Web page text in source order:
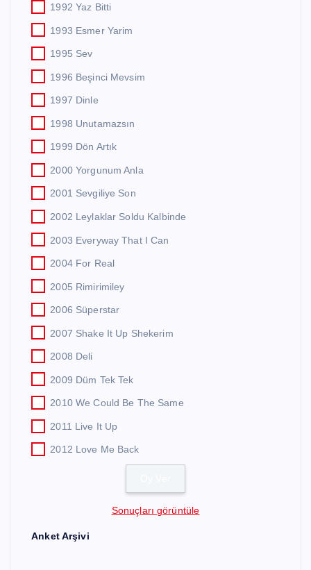
1992 Yaz Bitti
1993 Esmer Yarim
1995 Sev
1996 Beşinci Mevsim
1997 Dinle
1998 Unutamazsın
1999 Dön Artık
2000 Yorgunum Anla
2001 Sevgiliye Son
2002 Leylaklar Soldu Kalbinde
2003 Everyway That I Can
2004 For Real
2005 Rimirimiley
2006 Süperstar
2007 Shake It Up Shekerim
2008 Deli
2009 Düm Tek Tek
2010 We Could Be The Same
2011 Live It Up
2012 Love Me Back
Sonuçları görüntüle
Anket Arşivi